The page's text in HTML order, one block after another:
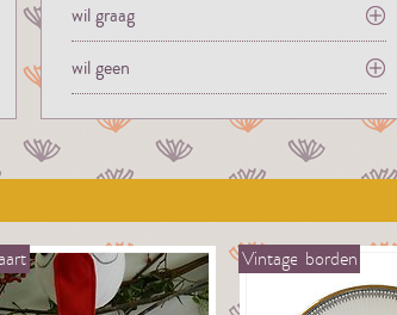
wil graag
wil geen
Vintage borden